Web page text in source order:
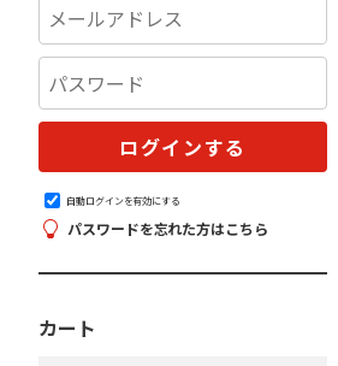
自動ログインを有効にする
パスワードを忘れた方はこちら
カート